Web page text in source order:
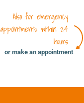
Also for emergency
appointments within 24
hours
or make an appointment